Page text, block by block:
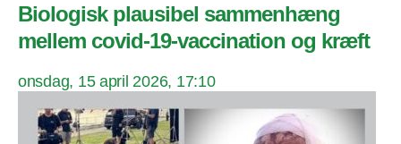
Biologisk plausibel sammenhæng
mellem covid-19-vaccination og kræft
onsdag, 15 april 2026, 17:10